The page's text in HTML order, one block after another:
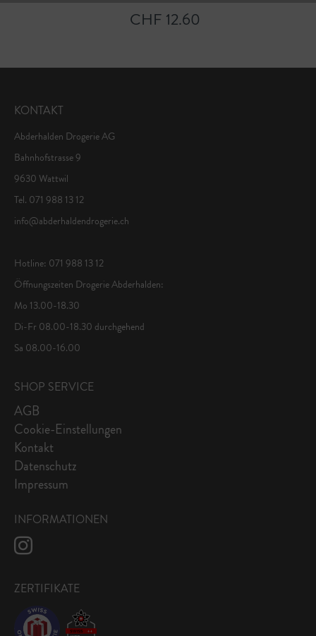
CHF 12.60
KONTAKT
Abderhalden Drogerie AG
Bahnhofstrasse 9
9630 Wattwil
Tel. 071 988 13 12
info@abderhaldendrogerie.ch
Hotline: 071 988 13 12
Öffnungszeiten Drogerie Abderhalden:
Mo 13.00-18.30
Di-Fr 08.00-18.30 durchgehend
Sa 08.00-16.00
SHOP SERVICE
AGB
Cookie-Einstellungen
Kontakt
Datenschutz
Impressum
INFORMATIONEN
ZERTIFIKATE